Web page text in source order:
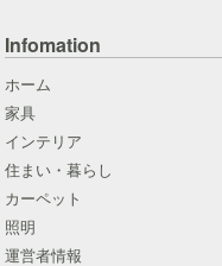
Infomation
ホーム
家具
インテリア
住まい・暮らし
カーペット
照明
運営者情報